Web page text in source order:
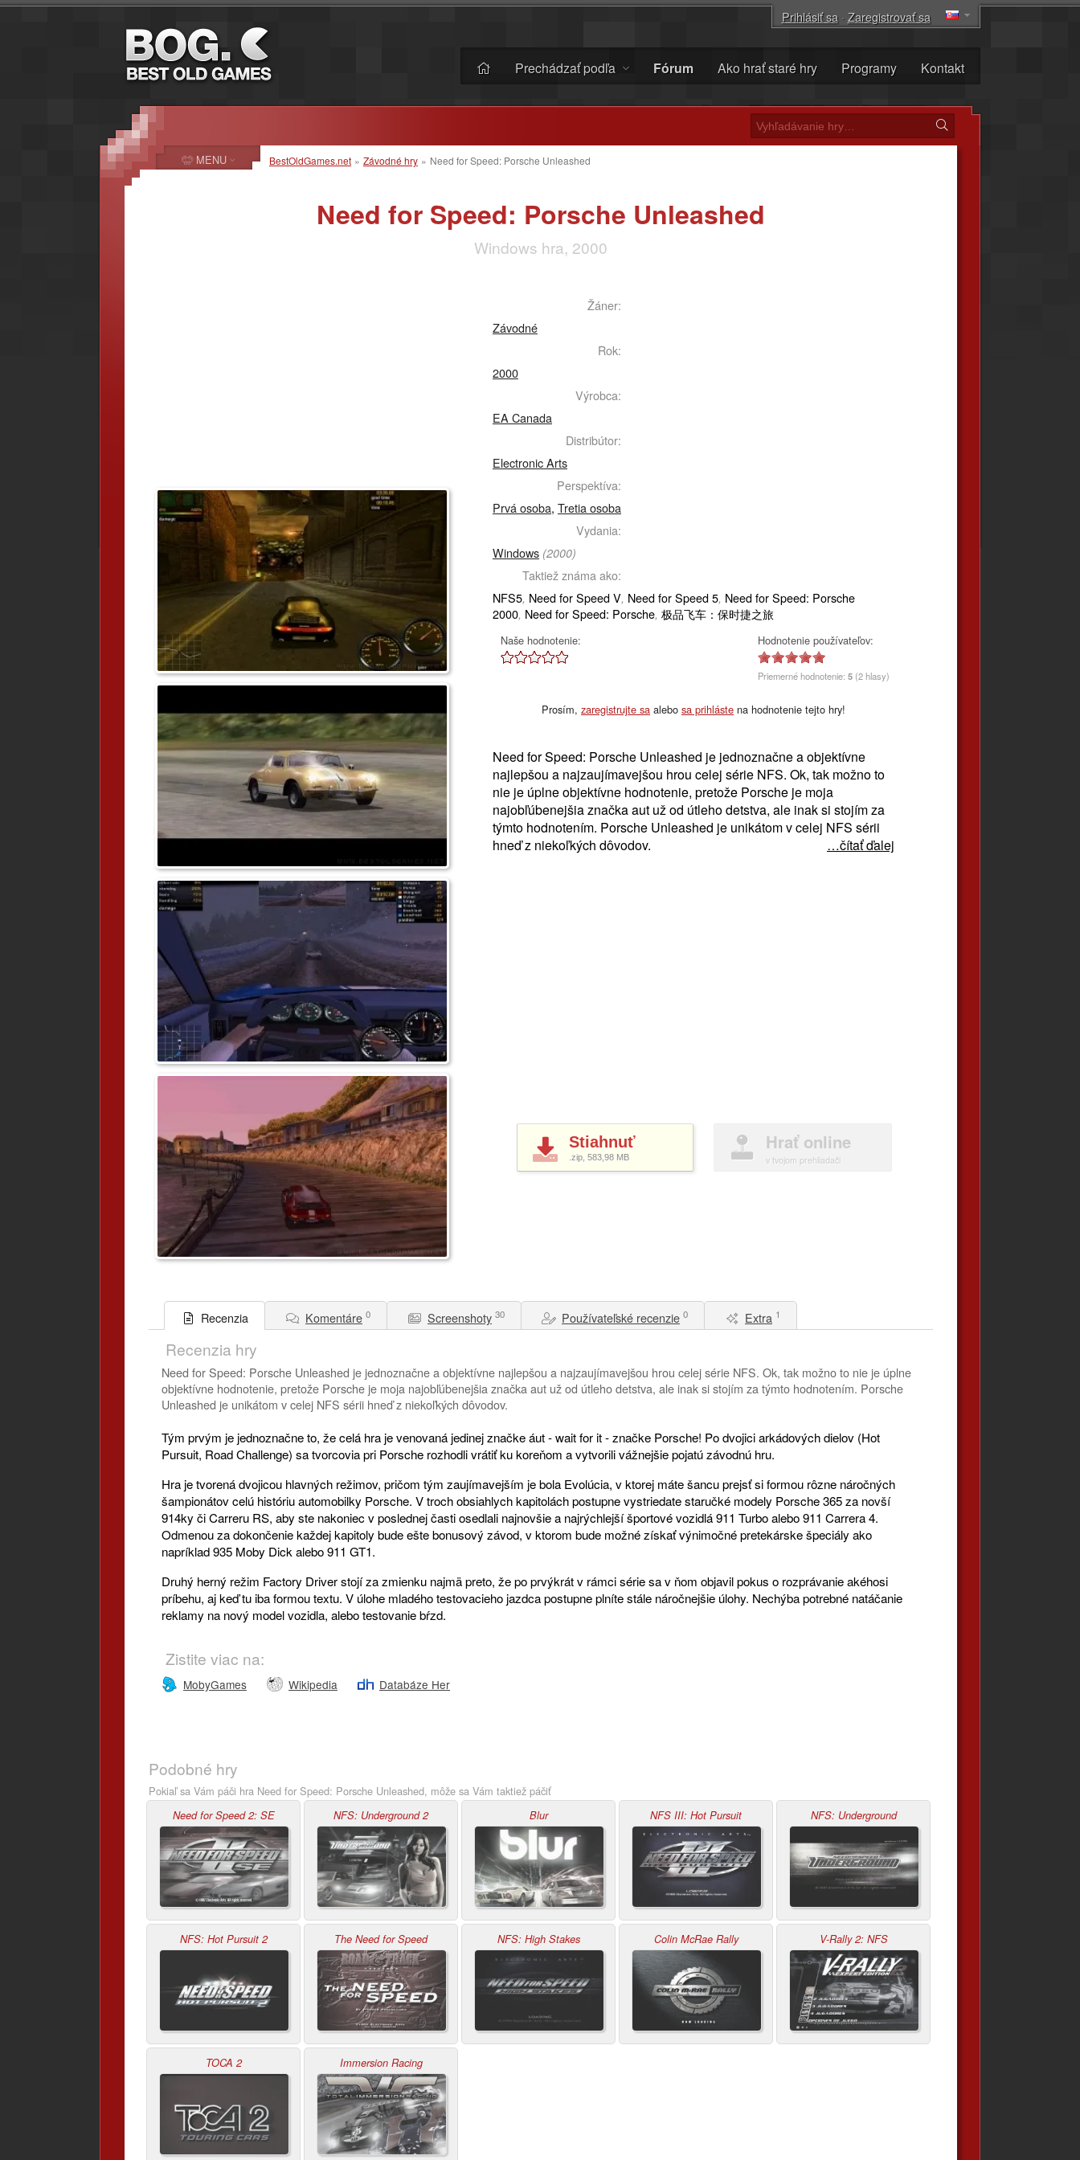
Prihlásiť sa·Zaregistrovať sa
Prechádzať podľa Fórum Ako hrať staré hry Programy Kontakt
BestOldGames.net » Závodné hry » Need for Speed: Porsche Unleashed
Need for Speed: Porsche Unleashed
Windows hra, 2000
Žáner:
Závodné
Rok:
2000
Výrobca:
EA Canada
Distribútor:
Electronic Arts
Perspektíva:
Prvá osoba, Tretia osoba
Vydania:
Windows (2000)
Taktiež známa ako:
NFS5, Need for Speed V, Need for Speed 5, Need for Speed: Porsche
2000, Need for Speed: Porsche, 极品飞车：保时捷之旅
Naše hodnotenie: Hodnotenie používateľov:
Priemerné hodnotenie: 5 (2 hlasy)
Prosím, zaregistrujte sa alebo sa prihláste na hodnotenie tejto hry!
Need for Speed: Porsche Unleashed je jednoznačne a objektívne
najlepšou a najzaujímavejšou hrou celej série NFS. Ok, tak možno to
nie je úplne objektívne hodnotenie, pretože Porsche je moja
najobľúbenejšia značka aut už od útleho detstva, ale inak si stojím za
týmto hodnotením. Porsche Unleashed je unikátom v celej NFS sérii
hneď z niekoľkých dôvodov.
…čítať ďalej
Stiahnuť
.zip, 583,98 MB
Hrať online
v tvojom prehliadači
Recenzia Komentáre 0 Screenshoty 30 Používateľské recenzie 0 Extra 1
Recenzia hry
Need for Speed: Porsche Unleashed je jednoznačne a objektívne najlepšou a najzaujímavejšou hrou celej série NFS. Ok, tak možno to nie je úplne
objektívne hodnotenie, pretože Porsche je moja najobľúbenejšia značka aut už od útleho detstva, ale inak si stojím za týmto hodnotením. Porsche
Unleashed je unikátom v celej NFS sérii hneď z niekoľkých dôvodov.
Tým prvým je jednoznačne to, že celá hra je venovaná jedinej značke áut - wait for it - značke Porsche! Po dvojici arkádových dielov (Hot
Pursuit, Road Challenge) sa tvorcovia pri Porsche rozhodli vrátiť ku koreňom a vytvorili vážnejšie pojatú závodnú hru.
Hra je tvorená dvojicou hlavných režimov, pričom tým zaujímavejším je bola Evolúcia, v ktorej máte šancu prejsť si formou rôzne náročných
šampionátov celú históriu automobilky Porsche. V troch obsiahlych kapitolách postupne vystriedate staručké modely Porsche 365 za novší
914ky či Carreru RS, aby ste nakoniec v poslednej časti osedlali najnovšie a najrýchlejší športové vozidlá 911 Turbo alebo 911 Carrera 4.
Odmenou za dokončenie každej kapitoly bude ešte bonusový závod, v ktorom bude možné získať výnimočné pretekárske špeciály ako
napríklad 935 Moby Dick alebo 911 GT1.
Druhý herný režim Factory Driver stojí za zmienku najmä preto, že po prvýkrát v rámci série sa v ňom objavil pokus o rozprávanie akéhosi
príbehu, aj keď tu iba formou textu. V úlohe mladého testovacieho jazdca postupne plníte stále náročnejšie úlohy. Nechýba potrebné natáčanie
reklamy na nový model vozidla, alebo testovanie bŕzd.
Zistite viac na:
MobyGames Wikipedia Databáze Her
Podobné hry
Pokiaľ sa Vám páči hra Need for Speed: Porsche Unleashed, môže sa Vám taktiež páčiť
Need for Speed 2: SE NFS: Underground 2 Blur NFS III: Hot Pursuit NFS: Underground
NFS: Hot Pursuit 2 The Need for Speed NFS: High Stakes Colin McRae Rally V-Rally 2: NFS
TOCA 2 Immersion Racing
MENU